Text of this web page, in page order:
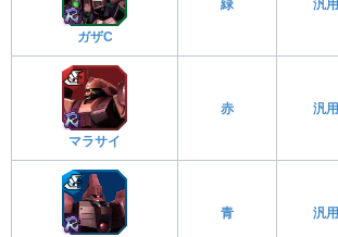
ガザC
緑 汎用
マラサイ
赤 汎用
青 汎用